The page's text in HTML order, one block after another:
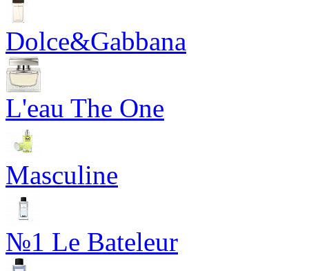
Dolce&Gabbana
L'eau The One
Masculine
№1 Le Bateleur